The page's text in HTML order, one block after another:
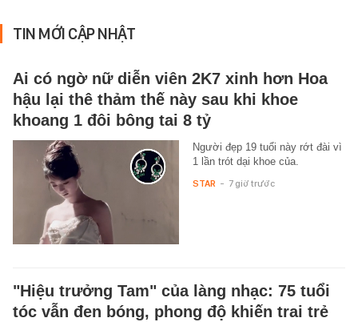
TIN MỚI CẬP NHẬT
Ai có ngờ nữ diễn viên 2K7 xinh hơn Hoa
hậu lại thê thảm thế này sau khi khoe
khoang 1 đôi bông tai 8 tỷ
Người đẹp 19 tuổi này rớt đài vì
1 lần trót dại khoe của.
STAR - 7 giờ trước
"Hiệu trưởng Tam" của làng nhạc: 75 tuổi
tóc vẫn đen bóng, phong độ khiến trai trẻ